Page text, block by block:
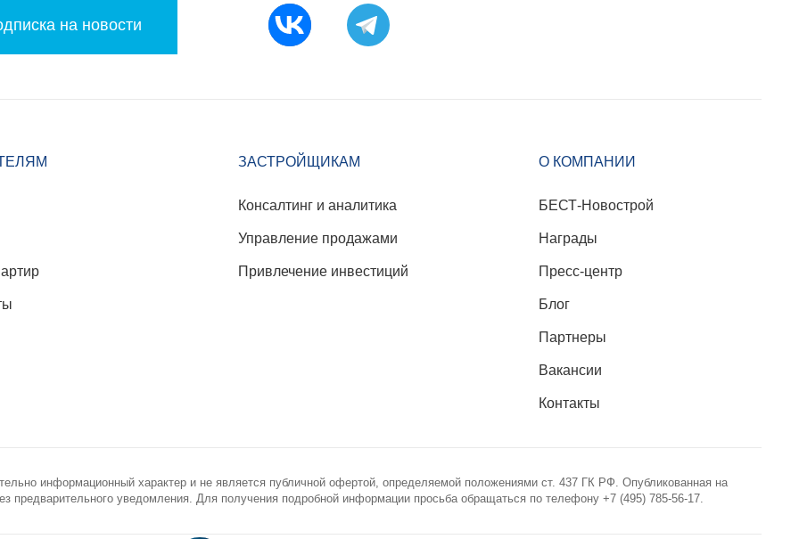
на новости
ЗАСТРОЙЩИКАМ
Консалтинг и аналитика
Управление продажами
Привлечение инвестиций
О КОМПАНИИ
БЕСТ-Новострой
Награды
Пресс-центр
Блог
Партнеры
Вакансии
Контакты
информационный характер и не является публичной офертой, определяемой положениями ст. 437 ГК РФ. Опубликованная на
уведомления. Для получения подробной информации просьба обращаться по телефону +7 (495) 785-56-17.